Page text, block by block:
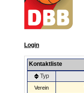
Login
Kontaktliste
Typ
Verein